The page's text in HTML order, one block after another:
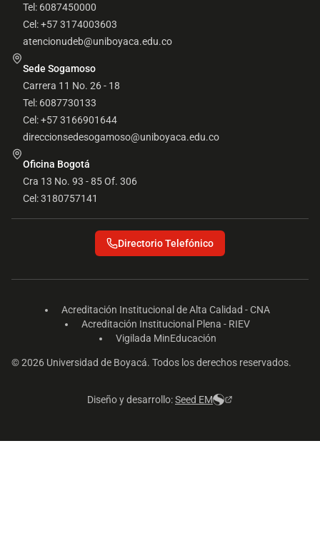
Tel: 6087450000
Cel: +57 3174003603
atencionudeb@uniboyaca.edu.co
Sede Sogamoso
Carrera 11 No. 26 - 18
Tel: 6087730133
Cel: +57 3166901644
direccionsedesogamoso@uniboyaca.edu.co
Oficina Bogotá
Cra 13 No. 93 - 85 Of. 306
Cel: 3180757141
Directorio Telefónico
Acreditación Institucional de Alta Calidad - CNA
Acreditación Institucional Plena - RIEV
Vigilada MinEducación
© 2026 Universidad de Boyacá. Todos los derechos reservados.
Diseño y desarrollo:Seed EM